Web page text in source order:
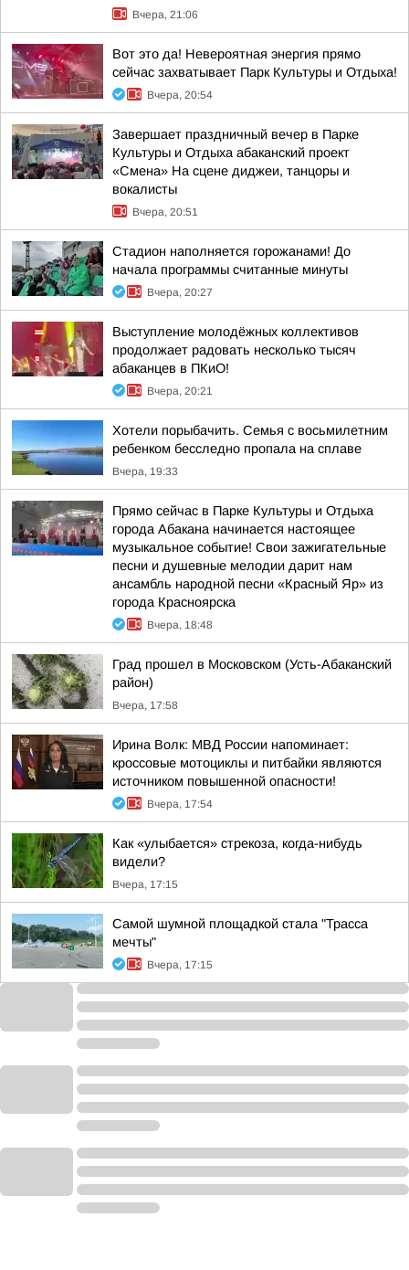
Вчера, 21:06
Вот это да! Невероятная энергия прямо
сейчас захватывает Парк Культуры и Отдыха!
Вчера, 20:54
Завершает праздничный вечер в Парке
Культуры и Отдыха абаканский проект
«Смена» На сцене диджеи, танцоры и
вокалисты
Вчера, 20:51
Стадион наполняется горожанами! До
начала программы считанные минуты
Вчера, 20:27
Выступление молодёжных коллективов
продолжает радовать несколько тысяч
абаканцев в ПКиО!
Вчера, 20:21
Хотели порыбачить. Семья с восьмилетним
ребенком бесследно пропала на сплаве
Вчера, 19:33
Прямо сейчас в Парке Культуры и Отдыха
города Абакана начинается настоящее
музыкальное событие! Свои зажигательные
песни и душевные мелодии дарит нам
ансамбль народной песни «Красный Яр» из
города Красноярска
Вчера, 18:48
Град прошел в Московском (Усть-Абаканский
район)
Вчера, 17:58
Ирина Волк: МВД России напоминает:
кроссовые мотоциклы и питбайки являются
источником повышенной опасности!
Вчера, 17:54
Как «улыбается» стрекоза, когда-нибудь
видели?
Вчера, 17:15
Самой шумной площадкой стала "Трасса
мечты"
Вчера, 17:15